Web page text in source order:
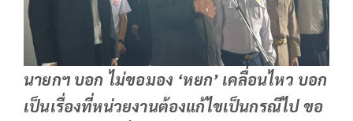
นายกฯ บอก ไม่ขอมอง ‘หยก’ เคลื่อนไหว บอก
เป็นเรื่องที่หน่วยงานต้องแก้ไขเป็นกรณีไป ขอ